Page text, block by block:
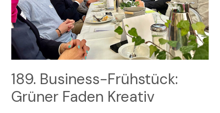
189. Business-Frühstück:
Grüner Faden Kreativ